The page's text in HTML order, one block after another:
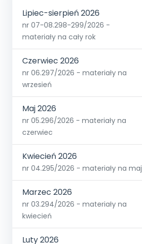
Lipiec-sierpień 2026
nr 07-08.298-299/2026 -
materiały na cały rok
Czerwiec 2026
nr 06.297/2026 - materiały na
wrzesień
Maj 2026
nr 05.296/2026 - materiały na
czerwiec
Kwiecień 2026
nr 04.295/2026 - materiały na maj
Marzec 2026
nr 03.294/2026 - materiały na
kwiecień
Luty 2026